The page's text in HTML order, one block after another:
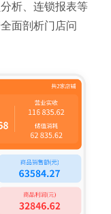
析、连锁报表等
面剖析门店问